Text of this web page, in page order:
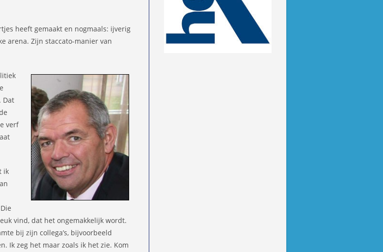
heeft gemaakt en nogmaals: ijverig
arena. Zijn staccato-manier van
Dat
verf
ik
vind, dat het ongemakkelijk wordt.
bij zijn collega’s, bijvoorbeeld
Ik zeg het maar zoals ik het zie. Kom